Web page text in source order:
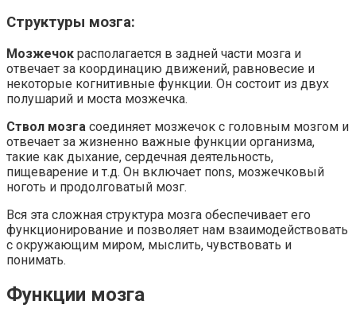
Структуры мозга:
Мозжечок располагается в задней части мозга и
отвечает за координацию движений, равновесие и
некоторые когнитивные функции. Он состоит из двух
полушарий и моста мозжечка.
Ствол мозга соединяет мозжечок с головным мозгом и
отвечает за жизненно важные функции организма,
такие как дыхание, сердечная деятельность,
пищеварение и т.д. Он включает пons, мозжечковый
ноготь и продолговатый мозг.
Вся эта сложная структура мозга обеспечивает его
функционирование и позволяет нам взаимодействовать
с окружающим миром, мыслить, чувствовать и
понимать.
Функции мозга